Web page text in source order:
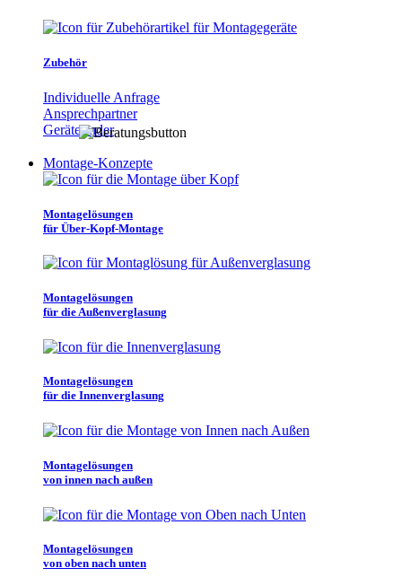
Zubehör
Individuelle Anfrage
Ansprechpartner
Gerätefinder
Montage-Konzepte
Montagelösungen
für Über-Kopf-Montage
Montagelösungen
für die Außenverglasung
Montagelösungen
für die Innenverglasung
Montagelösungen
von innen nach außen
Montagelösungen
von oben nach unten